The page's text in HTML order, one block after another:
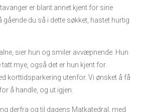
er blant annet kjent for sine
gående du så i dette søkket, hastet hurtig
sier hun og smiler avvæpnende. Hun
tatt mye, også det er hun kjent for.
korttidsparkering utenfor. Vi ønsket å få
å handle, og ut igjen.
derfra og til dagens Matkatedral, med